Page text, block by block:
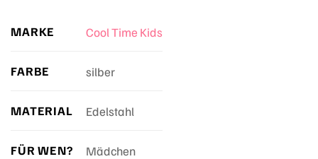
MARKE Cool Time Kids
FARBE silber
MATERIAL Edelstahl
FÜR WEN? Mädchen